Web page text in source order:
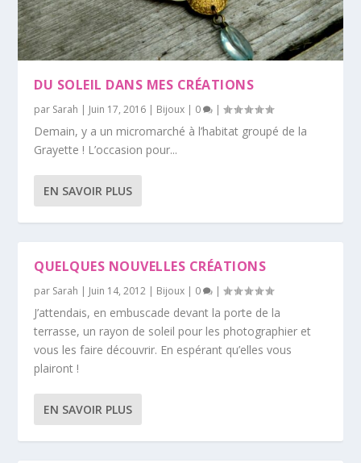
DU SOLEIL DANS MES CRÉATIONS
par Sarah | Juin 17, 2016 | Bijoux | 0 |
Demain, y a un micromarché à l’habitat groupé de la
Grayette ! L’occasion pour...
EN SAVOIR PLUS
QUELQUES NOUVELLES CRÉATIONS
par Sarah | Juin 14, 2012 | Bijoux | 0 |
J’attendais, en embuscade devant la porte de la
terrasse, un rayon de soleil pour les photographier et
vous les faire découvrir. En espérant qu’elles vous
plairont !
EN SAVOIR PLUS